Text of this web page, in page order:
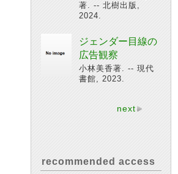
著. -- 北樹出版,
2024.
ジェンダー目線の
広告観察
小林美香著. -- 現代
書館, 2023.
next
recommended access